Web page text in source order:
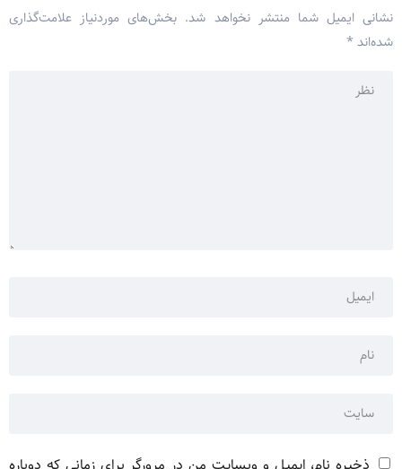
نشانی ایمیل شما منتشر نخواهد شد. بخش‌های موردنیاز علامت‌گذاری
شده‌اند *